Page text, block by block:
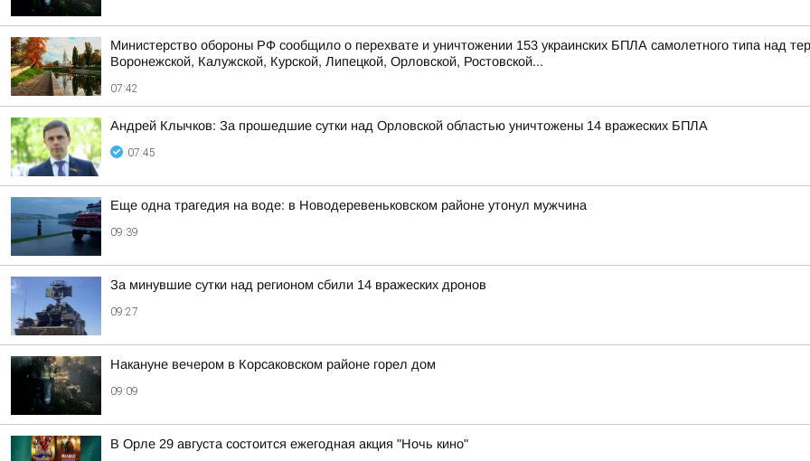
Министерство обороны РФ сообщило о перехвате и уничтожении 153 украинских БПЛА самолетного типа над
Воронежской, Калужской, Курской, Липецкой, Орловской, Ростовской...
07:42
Андрей Клычков: За прошедшие сутки над Орловской областью уничтожены 14 вражеских БПЛА
07:45
Еще одна трагедия на воде: в Новодеревеньковском районе утонул мужчина
09:39
За минувшие сутки над регионом сбили 14 вражеских дронов
09:27
Накануне вечером в Корсаковском районе горел дом
09:09
В Орле 29 августа состоится ежегодная акция "Ночь кино"